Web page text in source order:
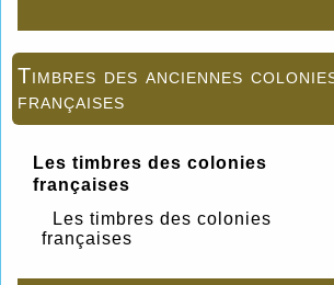
Timbres des anciennes
françaises
Les timbres des colonies
françaises
Les timbres des colonies
françaises